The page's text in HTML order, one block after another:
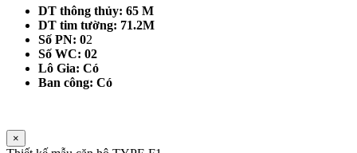
DT thông thủy: 65 M
DT tim tường: 71.2M
Số PN: 02
Số WC: 02
Lô Gia: Có
Ban công: Có
×